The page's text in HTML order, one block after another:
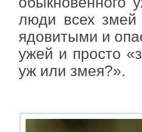
люди всех змей
ядовитыми и
ужей и просто
уж или змея?».